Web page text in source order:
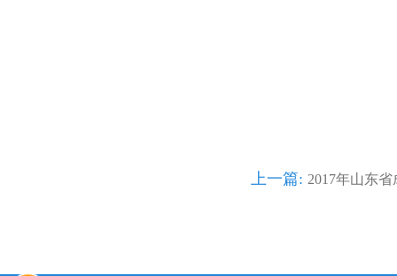
上一篇: 2017年山东